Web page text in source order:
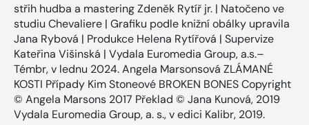
střih hudba a mastering Zdeněk Rytíř jr. | Natočeno ve
studiu Chevaliere | Grafiku podle knižní obálky upravila
Jana Rybová | Produkce Helena Rytířová | Supervize
Kateřina Višinská | Vydala Euromedia Group, a.s.–
Témbr, v lednu 2024. Angela Marsonsová ZLÁMANÉ
KOSTI Případy Kim Stoneové BROKEN BONES Copyright
© Angela Marsons 2017 Překlad © Jana Kunová, 2019
Vydala Euromedia Group, a. s., v edici Kalibr, 2019.